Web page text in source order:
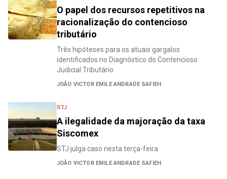
O papel dos recursos repetitivos na
racionalização do contencioso
tributário
Três hipóteses para os atuais gargalos
identificados no Diagnóstico do Contencioso
Judicial Tributário
JOÃO VICTOR EMILE ANDRADE SAFIEH
STJ
A ilegalidade da majoração da taxa
Siscomex
STJ julga caso nesta terça-feira
JOÃO VICTOR EMILE ANDRADE SAFIEH